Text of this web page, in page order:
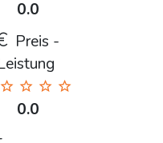
0.0
Preis -
0.0